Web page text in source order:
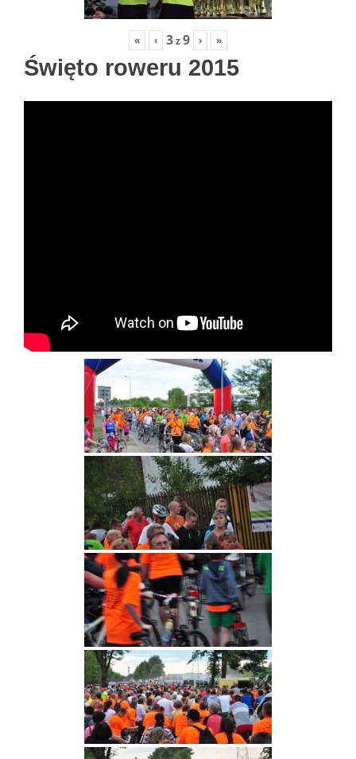
« ‹ 3z9 › »
Święto roweru 2015